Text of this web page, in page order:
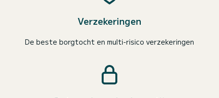
Verzekeringen
De beste borgtocht en multi-risico verzekeringen